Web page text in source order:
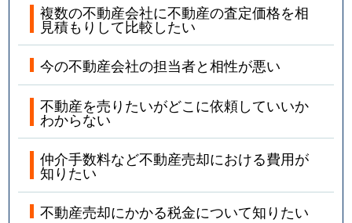
複数の不動産会社に不動産の査定価格を相
見積もりして比較したい
今の不動産会社の担当者と相性が悪い
不動産を売りたいがどこに依頼していいか
わからない
仲介手数料など不動産売却における費用が
知りたい
不動産売却にかかる税金について知りたい